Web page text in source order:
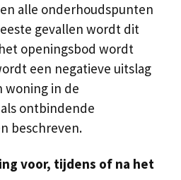
alle onderhoudspunten
gevallen wordt dit
openingsbod wordt
een negatieve uitslag
woning in de
ontbindende
beschreven.
voor, tijdens of na het